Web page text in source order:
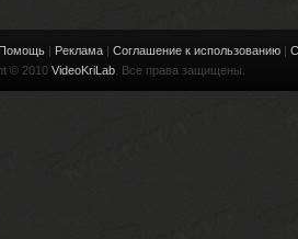
Помощь | Реклама | Соглашение к использованию |
© 2010 VideoKriLab . Все права защищены.